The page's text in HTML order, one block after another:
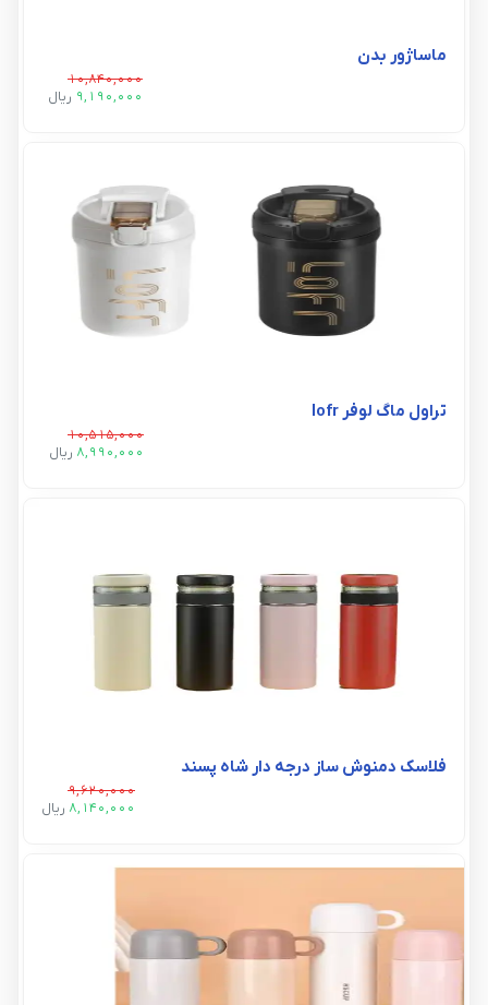
ماساژور بدن
10,840,000
9,190,000 ريال
تراول ماگ لوفر lofr
10,515,000
8,990,000 ريال
فلاسک دمنوش ساز درجه دار شاه پسند
9,620,000
8,140,000 ريال